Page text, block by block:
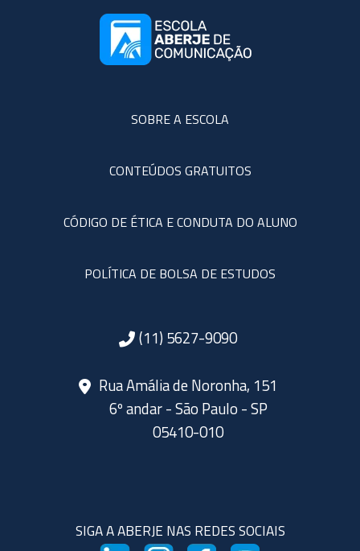
SOBRE A ESCOLA
CONTEÚDOS GRATUITOS
CÓDIGO DE ÉTICA E CONDUTA DO ALUNO
POLÍTICA DE BOLSA DE ESTUDOS
(11) 5627-9090
Rua Amália de Noronha, 151
6º andar - São Paulo - SP
05410-010
SIGA A ABERJE NAS REDES SOCIAIS